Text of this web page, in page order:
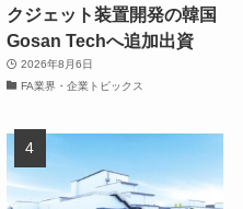
クジェット装置開発の韓国
Gosan Techへ追加出資
2026年8月6日
FA業界・企業トピックス